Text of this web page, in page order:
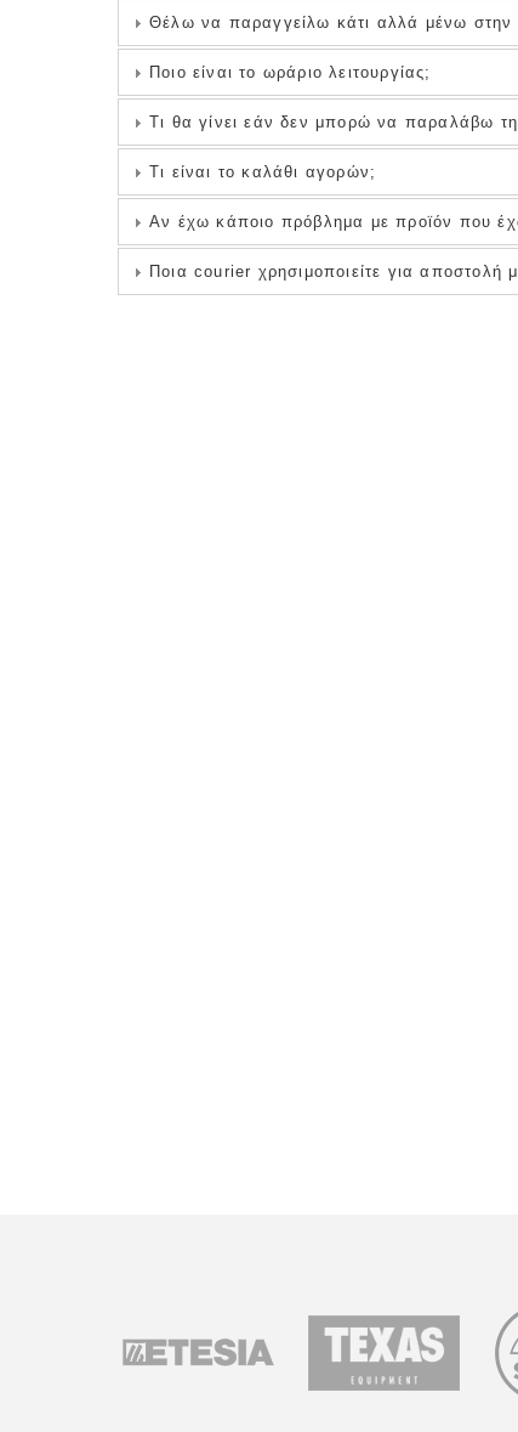
Θέλω να παραγγείλω κάτι αλλά μένω στην
Ποιο είναι το ωράριο λειτουργίας;
Τι θα γίνει εάν δεν μπορώ να παραλάβω
Τι είναι το καλάθι αγορών;
Αν έχω κάποιο πρόβλημα με προϊόν που
Ποια courier χρησιμοποιείτε για αποστολή